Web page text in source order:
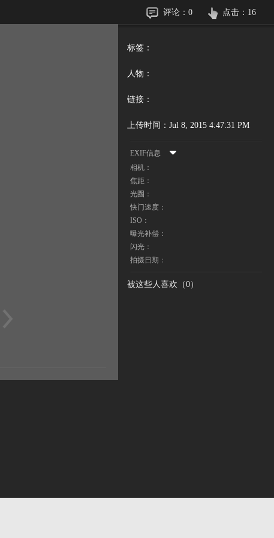
点击： 16
评论： 0
标签：
人物：
链接：
上传时间： Jul 8, 2015 4:47:31 PM
EXIF信息
相机：
焦距：
光圈：
快门速度：
ISO：
曝光补偿：
闪光：
拍摄日期：
被这些人喜欢（0）